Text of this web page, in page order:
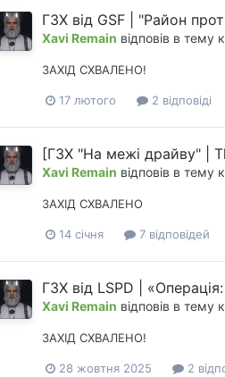
ГЗХ від GSF | "Район
Xavi Remain відповів в тему
ЗАХІД СХВАЛЕНО!
17 лютого 2 відповіді
[ГЗХ "На межі драйву" |
Xavi Remain відповів в тему
ЗАХІД СХВАЛЕНО
14 січня 7 відповідей
ГЗХ від LSPD |
Xavi Remain відповів в тему
ЗАХІД СХВАЛЕНО!
28 жовтня 2025 2